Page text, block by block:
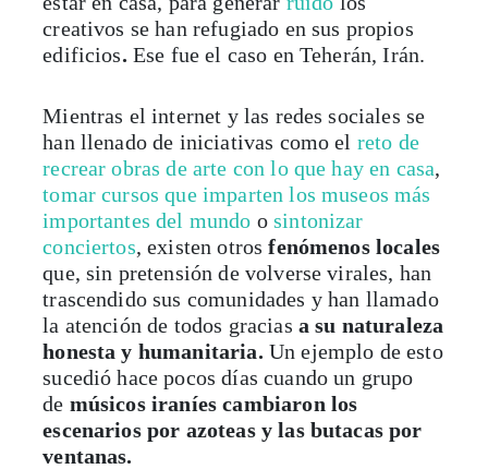
creativos se han refugiado en sus propios
edificios. Ese fue el caso en Teherán, Irán.
Mientras el internet y las redes sociales se
han llenado de iniciativas como el reto de
recrear obras de arte con lo que hay en casa,
tomar cursos que imparten los museos más
importantes del mundo osintonizar
conciertos, existen otros fenómenos locales
que, sin pretensión de volverse virales, han
trascendido sus comunidades y han llamado
la atención de todos gracias a su naturaleza
honesta y humanitaria. Un ejemplo de esto
sucedió hace pocos días cuando un grupo
de músicos iraníes cambiaron los
escenarios por azoteas y las butacas por
ventanas.